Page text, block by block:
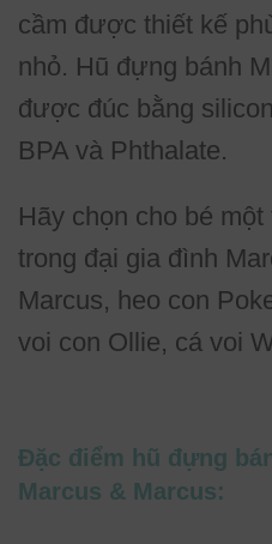
cầm được thiết kế
nhỏ. Hũ đựng bánh
được đúc bằng
BPA và Phthalate.
Hãy chọn cho bé
trong đại gia đình
Marcus, heo con
voi con Ollie, cá voi
Đặc điểm hũ đựng
Marcus & Marcus: